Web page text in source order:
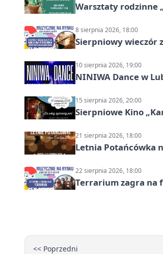
Warsztaty rodzinne
8 sierpnia 2026, 18:00
Sierpniowy wieczór
10 sierpnia 2026, 19:00
NINIWA Dance w
15 sierpnia 2026, 20:00
Sierpniowe Kino
21 sierpnia 2026, 18:00
Letnia Potańcówka
22 sierpnia 2026, 18:00
Terrarium zagra na
<< Poprzedni